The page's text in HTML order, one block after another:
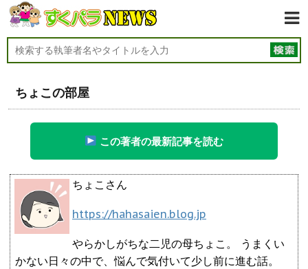
ちょこの部屋
この著者の最新記事を読む
ちょこさん
https://hahasaien.blog.jp
やらかしがちな二児の母ちょこ。 うまくい
かない日々の中で、悩んで気付いて少し前に進む話。